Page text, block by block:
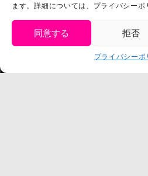
ます。詳細については、プライバシーポ
同意する 拒否
プライバシーポ